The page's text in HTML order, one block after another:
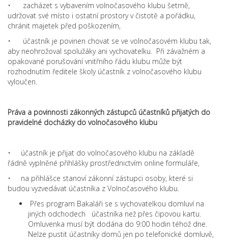
• zacházet s vybavením volnočasového klubu šetrně,
udržovat své místo i ostatní prostory v čistotě a pořádku,
chránit majetek před poškozením,
• účastník je povinen chovat se ve volnočasovém klubu tak,
aby neohrožoval spolužáky ani vychovatelku. Při závažném a
opakované porušování vnitřního řádu klubu může být
rozhodnutím ředitele školy účastník z volnočasového klubu
vyloučen.
Práva a povinnosti zákonných zástupců účastníků přijatých do
pravidelné docházky do volnočasového klubu
• účastník je přijat do volnočasového klubu na základě
řádně vyplněné přihlášky prostřednictvím online formuláře,
• na přihlášce stanoví zákonní zástupci osoby, které si
budou vyzvedávat účastníka z Volnočasového klubu.
Přes program Bakaláři se s vychovatelkou domluví na
jiných odchodech účastníka než přes čipovou kartu.
Omluvenka musí být dodána do 9:00 hodin téhož dne.
Nelze pustit účastníky domů jen po telefonické domluvě,